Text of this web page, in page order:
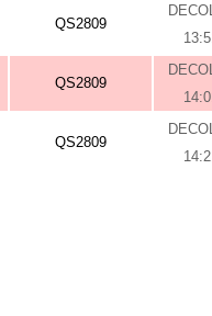
QS2809
QS2809
QS2809